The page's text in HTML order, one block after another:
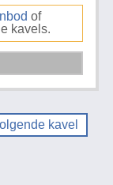
of
kavels.
kavel